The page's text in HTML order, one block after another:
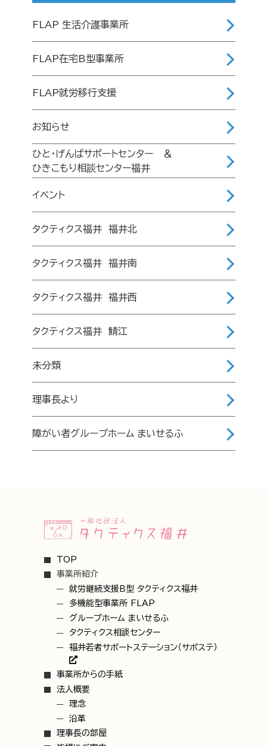
FLAP 生活介護事業所
FLAP在宅B型事業所
FLAP就労移行支援
お知らせ
ひと・げんばサポートセンター ＆
ひきこもり相談センター福井
イベント
タクティクス福井 福井北
タクティクス福井 福井南
タクティクス福井 福井西
タクティクス福井 鯖江
未分類
理事長より
障がい者グループホーム まいせるふ
TOP
事業所紹介
就労継続支援B型 タクティクス福井
多機能型事業所 FLAP
グループホーム まいせるふ
タクティクス相談センター
福井若者サポートステーション（サポステ）
事業所からの手紙
法人概要
理念
沿革
理事長の部屋